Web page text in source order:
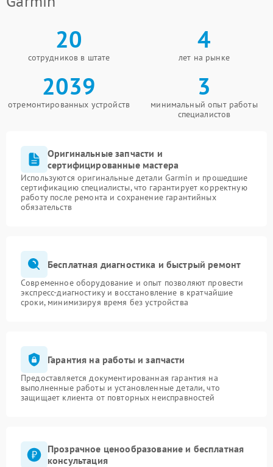
20
сотрудников в штате
4
лет на рынке
2039
отремонтированных устройств
3
минимальный опыт работы
специалистов
Оригинальные запчасти и
сертифицированные мастера
Используются оригинальные детали Garmin и прошедшие
сертификацию специалисты, что гарантирует корректную
работу после ремонта и сохранение гарантийных
обязательств
Бесплатная диагностика и быстрый ремонт
Современное оборудование и опыт позволяют провести
экспресс-диагностику и восстановление в кратчайшие
сроки, минимизируя время без устройства
Гарантия на работы и запчасти
Предоставляется документированная гарантия на
выполненные работы и установленные детали, что
защищает клиента от повторных неисправностей
Прозрачное ценообразование и бесплатная
консультация